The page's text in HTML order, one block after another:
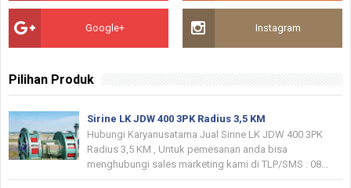
Google+ Instagram
Pilihan Produk
Sirine LK JDW 400 3PK Radius 3,5 KM
Hubungi Karyanusatama Jual Sirine LK JDW 400 3PK
Radius 3,5 KM , Untuk pemesanan anda bisa
menghubungi sales marketing kami di TLP/SMS : 08...